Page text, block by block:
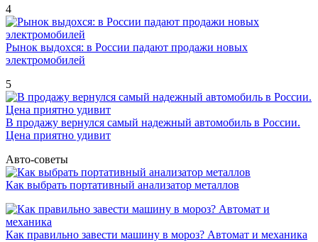
4
Рынок выдохся: в России падают продажи новых
электромобилей
5
В продажу вернулся самый надежный автомобиль в России.
Цена приятно удивит
Авто-советы
Как выбрать портативный анализатор металлов
Как правильно завести машину в мороз? Автомат и механика